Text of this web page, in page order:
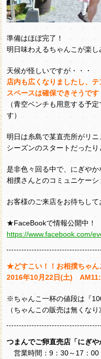
準備はほぼ完了！
明日味わえるちゃんこが楽
天候が怪しいですが・・・
店内も広くなりましたし、
スペースは確保できそうです
（青空ベンチも用意する予
す）
明日は糸島で某直売所がリ
シーズンのスタートだったり
是非色々回る中で、にぎや
相撲さんとのコミュニケーシ
お客様のご来店をお待ちして
★FaceBookで情報公開中！
https://www.facebook.com/
★どすこい！！お相撲ちゃ
2016年10月22日(土)
※ちゃんこ一杯の値段は『
（ちゃんこの販売は無くなり
つまんでご卵直売店「にぎや
営業時間：9：30～17：00